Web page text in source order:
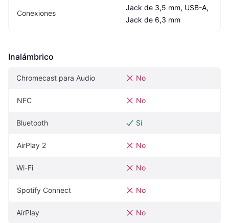
Conexiones
Jack de 3,5 mm, USB-A,
Jack de 6,3 mm
Inalámbrico
Chromecast para Audio No
NFC No
Bluetooth Sí
AirPlay 2 No
Wi-Fi No
Spotify Connect No
AirPlay No